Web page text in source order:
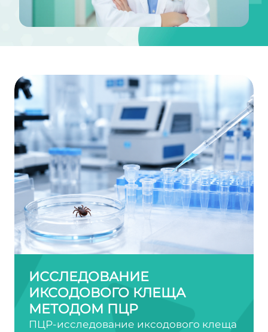
ИССЛЕДОВАНИЕ
ИКСОДОВОГО КЛЕЩА
МЕТОДОМ ПЦР
ПЦР-исследование иксодового клеща